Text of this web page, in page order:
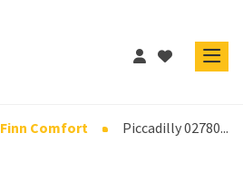
Finn Comfort Piccadilly 02780...